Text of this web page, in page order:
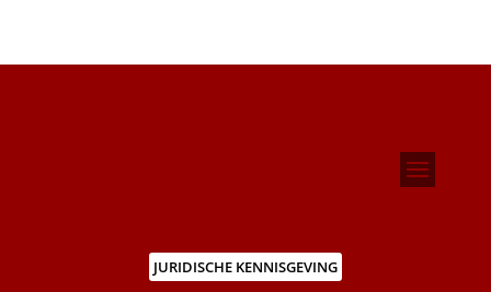
JURIDISCHE KENNISGEVING